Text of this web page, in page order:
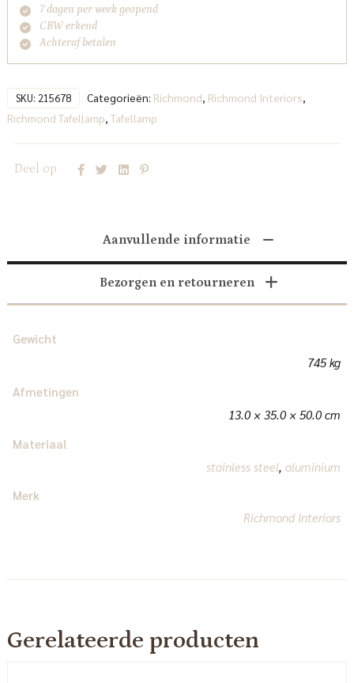
7 dagen per week geopend
CBW erkend
Achteraf betalen
SKU: 215678 Categorieën: Richmond Richmond Interiors
Richmond Tafellamp Tafellamp
Deel op
Aanvullende informatie
Bezorgen en retourneren
Gewicht
745 kg
Afmetingen
13.0 × 35.0 × 50.0 cm
Materiaal
stainless steel,aluminium
Merk
Richmond Interiors
Gerelateerde producten